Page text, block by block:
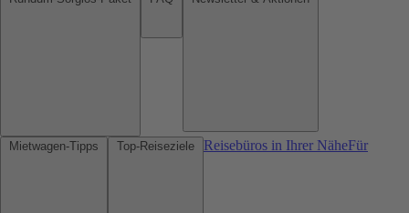
Reisebüros in Ihrer NäheFür